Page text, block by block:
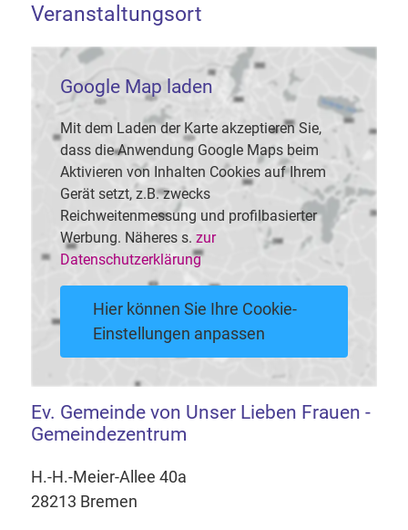
Veranstaltungsort
Google Map laden
Mit dem Laden der Karte akzeptieren Sie,
dass die Anwendung Google Maps beim
Aktivieren von Inhalten Cookies auf Ihrem
Gerät setzt, z.B. zwecks
Reichweitenmessung und profilbasierter
Werbung. Näheres s. zur
Datenschutzerklärung
Hier können Sie Ihre Cookie-
Einstellungen anpassen
Ev. Gemeinde von Unser Lieben Frauen -
Gemeindezentrum
H.-H.-Meier-Allee 40a
28213 Bremen